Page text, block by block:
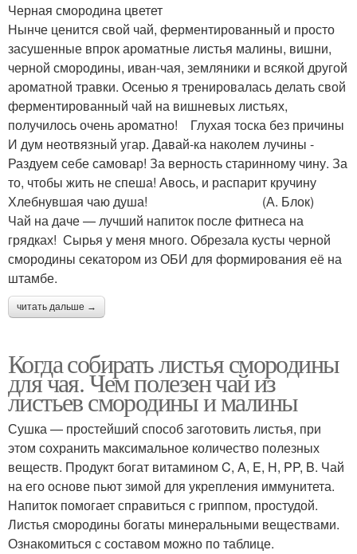
Черная смородина цветет
Нынче ценится свой чай, ферментированный и просто
засушенные впрок ароматные листья малины, вишни,
черной смородины, иван-чая, земляники и всякой другой
ароматной травки. Осенью я тренировалась делать свой
ферментированный чай на вишневых листьях,
получилось очень ароматно! Глухая тоска без причины
И дум неотвязный угар. Давай-ка наколем лучины -
Раздуем себе самовар! За верность старинному чину. За
то, чтобы жить не спеша! Авось, и распарит кручину
Хлебнувшая чаю душа! (А. Блок)
Чай на даче — лучший напиток после фитнеса на
грядках! Сырья у меня много. Обрезала кусты черной
смородины секатором из ОБИ для формирования её на
штамбе.
читать дальше →
Когда собирать листья смородины
для чая. Чем полезен чай из
листьев смородины и малины
Сушка — простейший способ заготовить листья, при
этом сохранить максимальное количество полезных
веществ. Продукт богат витамином C, A, E, H, PP, B. Чай
на его основе пьют зимой для укрепления иммунитета.
Напиток помогает справиться с гриппом, простудой.
Листья смородины богаты минеральными веществами.
Ознакомиться с составом можно по таблице.